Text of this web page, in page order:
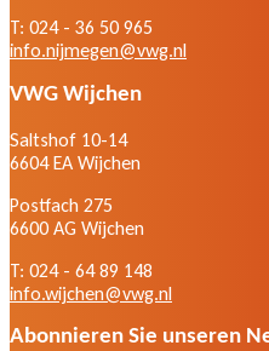
T: 024 - 36 50 965
info.nijmegen@vwg.nl
VWG Wijchen
Saltshof 10-14
6604 EA Wijchen
Postfach 275
6600 AG Wijchen
T: 024 - 64 89 148
info.wijchen@vwg.nl
Abonnieren Sie unseren